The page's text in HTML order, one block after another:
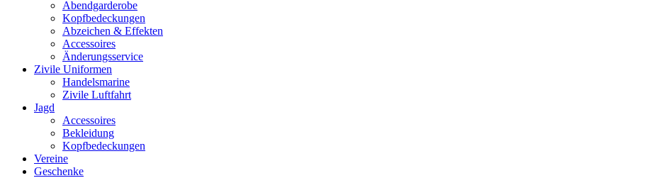
Abendgarderobe
Kopfbedeckungen
Abzeichen & Effekten
Accessoires
Änderungsservice
Zivile Uniformen
Handelsmarine
Zivile Luftfahrt
Jagd
Accessoires
Bekleidung
Kopfbedeckungen
Vereine
Geschenke